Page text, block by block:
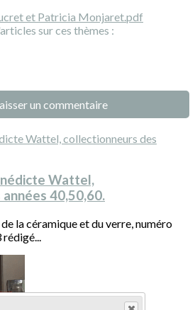
et Patricia Monjaret.pdf
sur ces thèmes :
un commentaire
Wattel,
40,50,60.
la céramique et du verre, numéro